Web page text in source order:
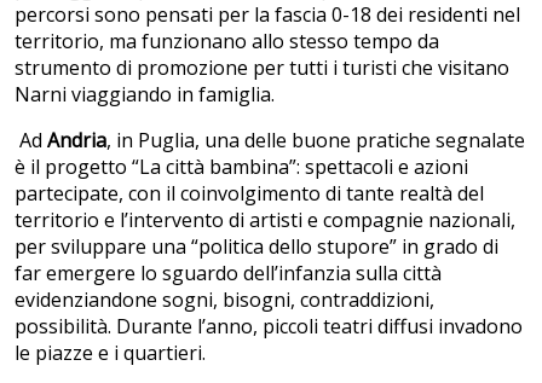
percorsi sono pensati per la fascia 0-18 dei residenti nel
territorio, ma funzionano allo stesso tempo da
strumento di promozione per tutti i turisti che visitano
Narni viaggiando in famiglia.
Ad Andria, in Puglia, una delle buone pratiche segnalate
è il progetto “La città bambina”: spettacoli e azioni
partecipate, con il coinvolgimento di tante realtà del
territorio e l’intervento di artisti e compagnie nazionali,
per sviluppare una “politica dello stupore” in grado di
far emergere lo sguardo dell’infanzia sulla città
evidenziandone sogni, bisogni, contraddizioni,
possibilità. Durante l’anno, piccoli teatri diffusi invadono
le piazze e i quartieri.